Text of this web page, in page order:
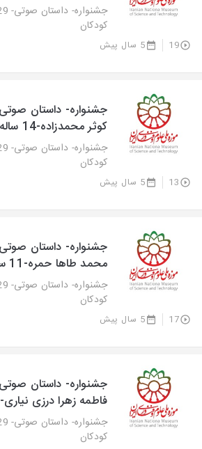
کودکان
19 5 سال پیش
کوثر محمدزاده-14 ساله
کودکان
13 5 سال پیش
محمد طاها حمره-11 ساله
کودکان
17 5 سال پیش
فاطمه زهرا درزی نیاری-11 ساله
کودکان